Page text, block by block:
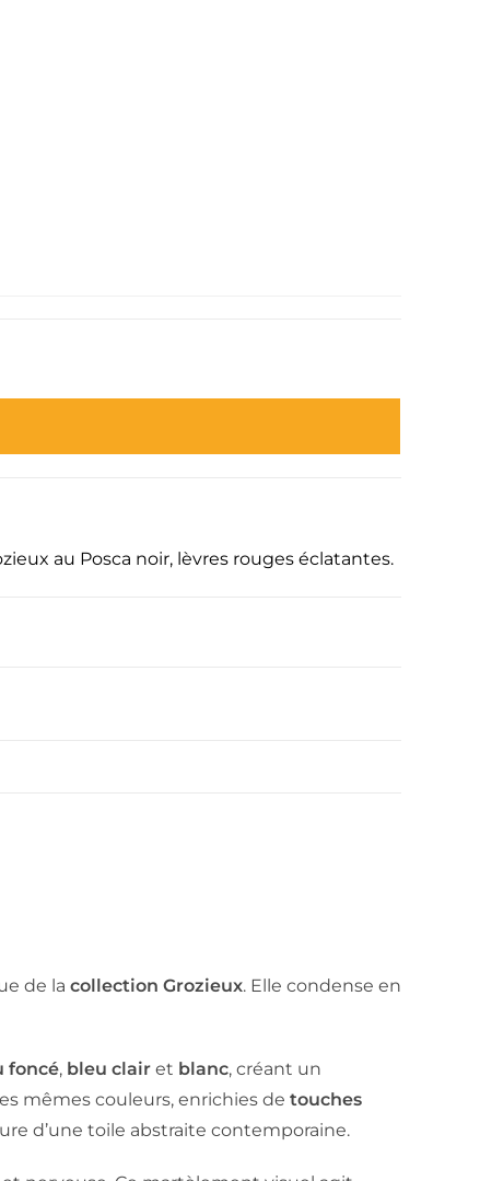
au Posca noir, lèvres rouges éclatantes.
de la collection Grozieux. Elle condense en
foncé, bleu clair et blanc, créant un
mêmes couleurs, enrichies de touches
d’une toile abstraite contemporaine.